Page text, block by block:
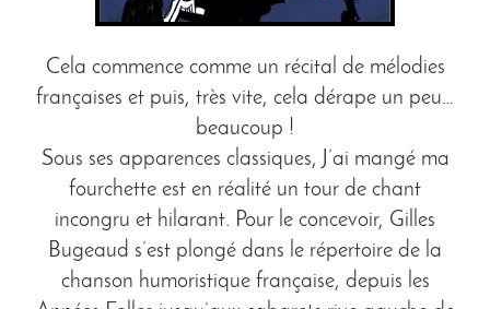
Cela commence comme un récital de mélodies
françaises et puis, très vite, cela dérape un peu…
beaucoup !
Sous ses apparences classiques, J’ai mangé ma
fourchette est en réalité un tour de chant
incongru et hilarant. Pour le concevoir, Gilles
Bugeaud s’est plongé dans le répertoire de la
chanson humoristique française, depuis les